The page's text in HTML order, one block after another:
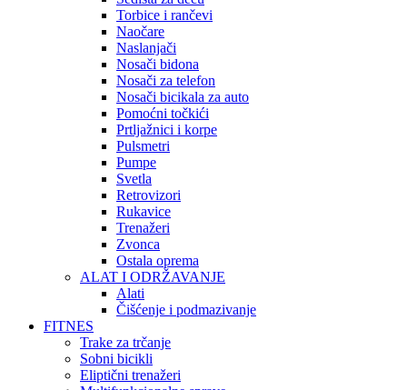
Torbice i rančevi
Naočare
Naslanjači
Nosači bidona
Nosači za telefon
Nosači bicikala za auto
Pomoćni točkići
Prtljažnici i korpe
Pulsmetri
Pumpe
Svetla
Retrovizori
Rukavice
Trenažeri
Zvonca
Ostala oprema
ALAT I ODRŽAVANJE
Alati
Čišćenje i podmazivanje
FITNES
Trake za trčanje
Sobni bicikli
Eliptični trenažeri